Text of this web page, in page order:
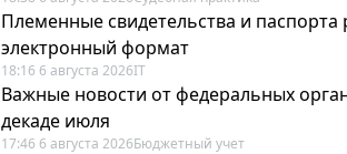
Племенные свидетельства и
электронный формат
18:16 6 августа 2026IT
Важные новости от федеральных
декаде июля
17:46 6 августа 2026Бюджетный учет